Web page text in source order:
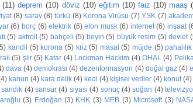
(11) deprem (10) döviz (10) eğitim (10) faiz (10) maaş
(8) saray (8) türkü (8) Korona Virüsü (7) YSK (7)
(6) borç (6) elektrik (6) elon musk (6) internet (6) inşaat
(5) aktroll (5) bahçeli (5) beyin (5) büyük resim (5) devlet
kandil (5) korona (5) kriz (5) masal (5) müjde (5) pahalılık
(5) şiir (5) Katar (4) Lockman Hackim (4) OHAL (4)
dava (4) demokrasi (4) dezenformasyon (4) doğal gaz (4)
kanun (4) kara delik (4) kedi (4) kişisel veriler (4) konut (4)
sandık (4) sansür (4) siyasi (4) sonuç (4) soğan (4)
(3) Erdoğan (3) KHK (3) MEB (3) Microsoft (3)